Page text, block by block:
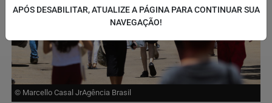
© Marcello Casal JrAgência Brasil
APÓS DESABILITAR, ATUALIZE A PÁGINA PARA CONTINUAR SUA
NAVEGAÇÃO!